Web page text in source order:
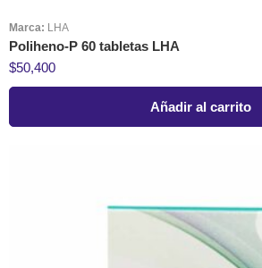
Marca: LHA
Poliheno-P 60 tabletas LHA
$50,400
Añadir al carrito